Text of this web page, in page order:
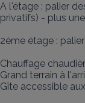
A l'étage : palier
privatifs) - plus
2ème étage :
Chauffage
Grand terrain à
Gîte accessible